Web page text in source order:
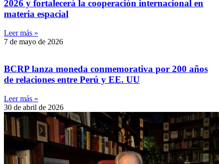
2026 y fortalecerá la cooperación internacional en
materia espacial
Leer más »
7 de mayo de 2026
BCRP lanza moneda conmemorativa por 200 años
de relaciones entre Perú y EE. UU
Leer más »
30 de abril de 2026